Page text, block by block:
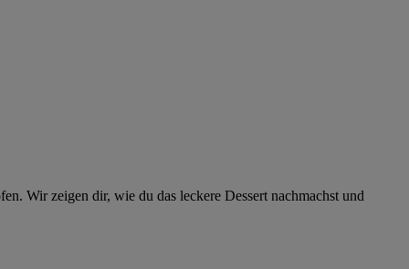
Wir zeigen dir, wie du das leckere Dessert nachmachst und